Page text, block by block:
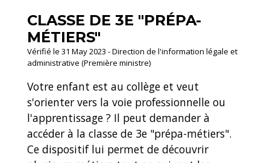
CLASSE DE 3E "PRÉPA-
MÉTIERS"
Vérifié le 31 May 2023 - Direction de l'information légale et
administrative (Première ministre)
Votre enfant est au collège et veut
s'orienter vers la voie professionnelle ou
l'apprentissage ? Il peut demander à
accéder à la classe de 3e "prépa-métiers".
Ce dispositif lui permet de découvrir